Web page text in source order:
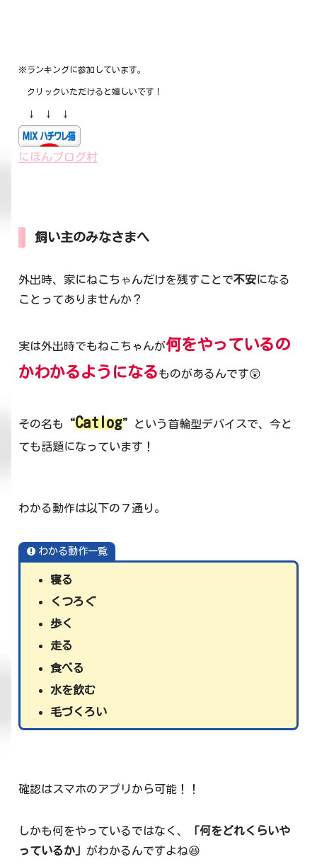
※ランキングに参加しています。
クリックいただけると嬉しいです！
↓ ↓ ↓
にほんブログ村
飼い主のみなさまへ
外出時、家にねこちゃんだけを残すことで不安になる
ことってありませんか？
実は外出時でもねこちゃんが何をやっているの
かわかるようになるものがあるんです😲
その名も “Catlog”
という首輪型デバイスで、今と
ても話題になっています！
わかる動作は以下の７通り。
わかる動作一覧
寝る
くつろぐ
歩く
走る
食べる
水を飲む
毛づくろい
確認はスマホのアプリから可能！！
しかも何をやっているではなく、
「何をどれくらいや
っているか」 がわかるんですよね😆